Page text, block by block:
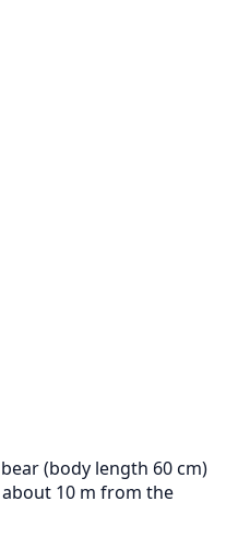
(body length 60 cm)
10 m from the